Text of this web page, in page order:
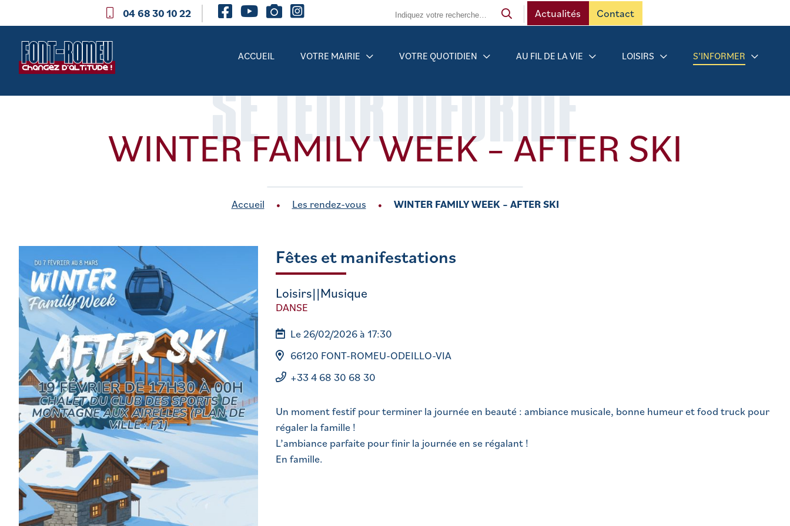
04 68 30 10 22 Contact
Actualités
ACCUEIL VOTRE MAIRIE VOTRE QUOTIDIEN AU FIL DE LA VIE LOISIRS S’INFORMER
SE TENIR INFORMÉ
WINTER FAMILY WEEK – AFTER SKI
Accueil Les rendez-vous WINTER FAMILY WEEK – AFTER SKI
Fêtes et manifestations
Loisirs||Musique
DANSE
Le 26/02/2026 à 17:30
66120 FONT-ROMEU-ODEILLO-VIA
+33 4 68 30 68 30
Un moment festif pour terminer la journée en beauté : ambiance musicale, bonne humeur et food truck pour
régaler la famille !
L’ambiance parfaite pour finir la journée en se régalant !
En famille.